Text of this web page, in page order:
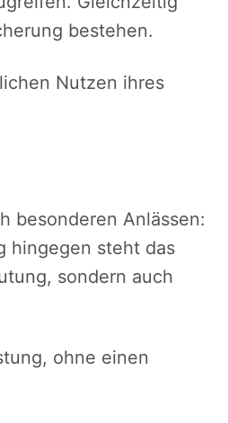
bestehen.
Nutzen ihres
besonderen Anlässen:
hingegen steht das
sondern auch
ohne einen